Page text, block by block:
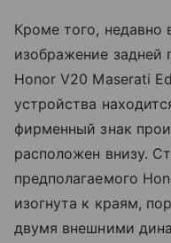
Кроме того, недавно
изображение задней
Honor V20 Maserati
устройства
фирменный знак
расположен внизу.
предполагаемого
изогнута к краям,
двумя внешними